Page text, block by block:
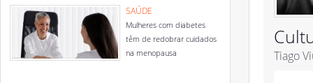
SAÚDE
Mulheres com diabetes
têm de redobrar cuidados
na menopausa
Tiago